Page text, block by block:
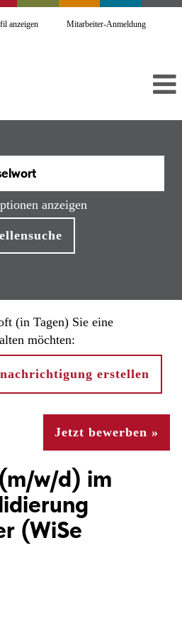
anzeigen Mitarbeiter-Anmeldung
anzeigen
(in Tagen) Sie eine
möchten:
erstellen
Jetzt bewerben »
w/d) im
(WiSe